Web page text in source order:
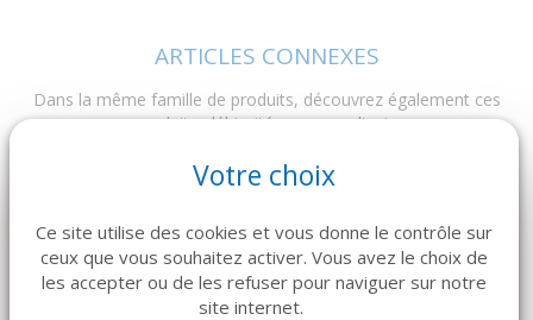
ARTICLES CONNEXES
Dans la même famille de produits, découvrez également ces
produits plébiscités par nos clients
Votre choix
Ce site utilise des cookies et vous donne le contrôle sur
ceux que vous souhaitez activer. Vous avez le choix de
les accepter ou de les refuser pour naviguer sur notre
site internet.